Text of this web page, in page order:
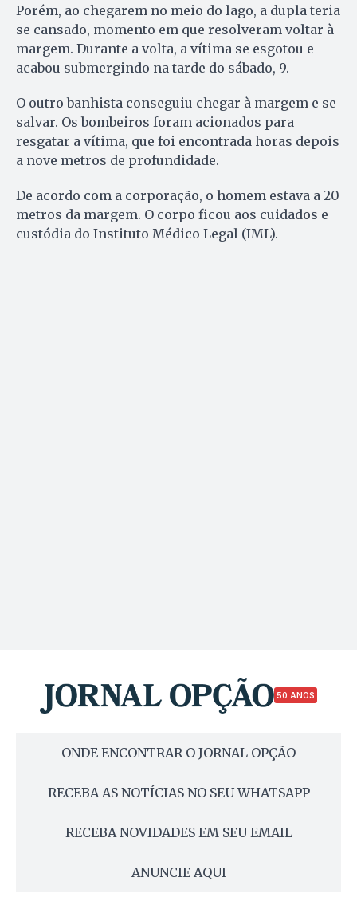
Porém, ao chegarem no meio do lago, a dupla teria
se cansado, momento em que resolveram voltar à
margem. Durante a volta, a vítima se esgotou e
acabou submergindo na tarde do sábado, 9.
O outro banhista conseguiu chegar à margem e se
salvar. Os bombeiros foram acionados para
resgatar a vítima, que foi encontrada horas depois
a nove metros de profundidade.
De acordo com a corporação, o homem estava a 20
metros da margem. O corpo ficou aos cuidados e
custódia do Instituto Médico Legal (IML).
50 ANOS
ONDE ENCONTRAR O JORNAL OPÇÃO
RECEBA AS NOTÍCIAS NO SEU WHATSAPP
RECEBA NOVIDADES EM SEU EMAIL
ANUNCIE AQUI